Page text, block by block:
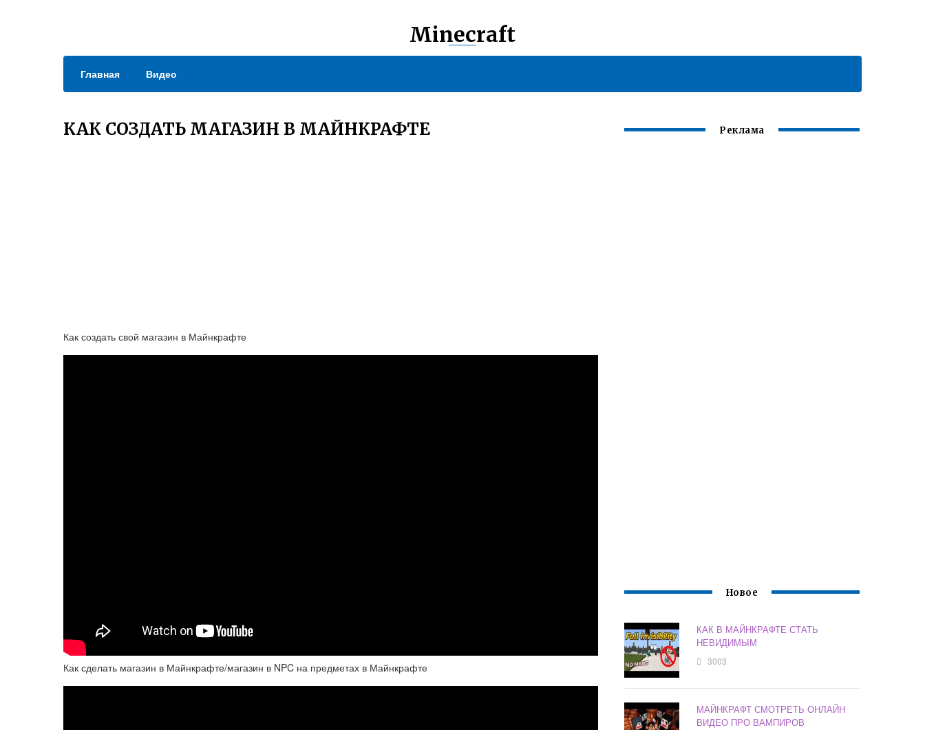
Minecraft
Главная Видео
КАК СОЗДАТЬ МАГАЗИН В МАЙНКРАФТЕ
Как создать свой магазин в Майнкрафте
Как сделать магазин в Майнкрафте/магазин в NPC на предметах в Майнкрафте
Реклама
Новое
КАК В МАЙНКРАФТЕ СТАТЬ
НЕВИДИМЫМ
3003
МАЙНКРАФТ СМОТРЕТЬ ОНЛАЙН
ВИДЕО ПРО ВАМПИРОВ